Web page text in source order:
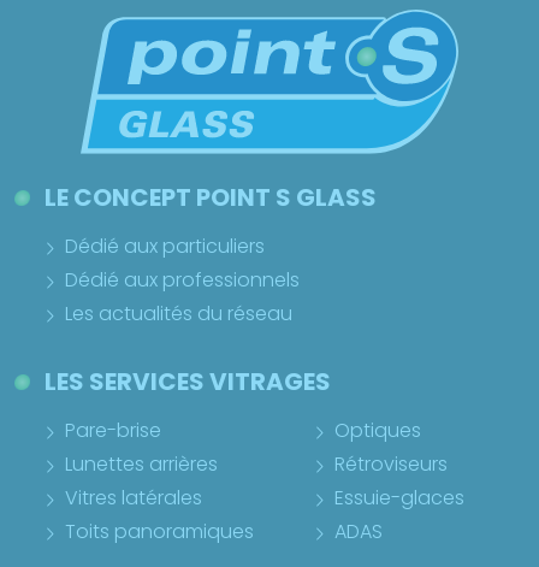
LE CONCEPT POINT S GLASS
Dédié aux particuliers
Dédié aux professionnels
Les actualités du réseau
LES SERVICES VITRAGES
Pare-brise
Lunettes arrières
Vitres latérales
Toits panoramiques
Optiques
Rétroviseurs
Essuie-glaces
ADAS